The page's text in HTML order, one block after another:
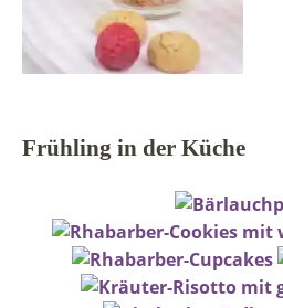
Frühling in der Küche